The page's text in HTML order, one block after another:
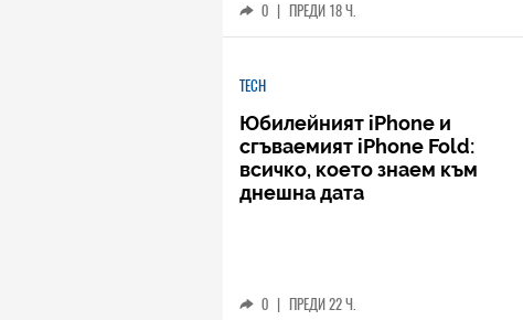
0 | ПРЕДИ 18 Ч.
TECH
Юбилейният iPhone и
сгъваемият iPhone Fold:
всичко, което знаем към
днешна дата
0 | ПРЕДИ 22 Ч.